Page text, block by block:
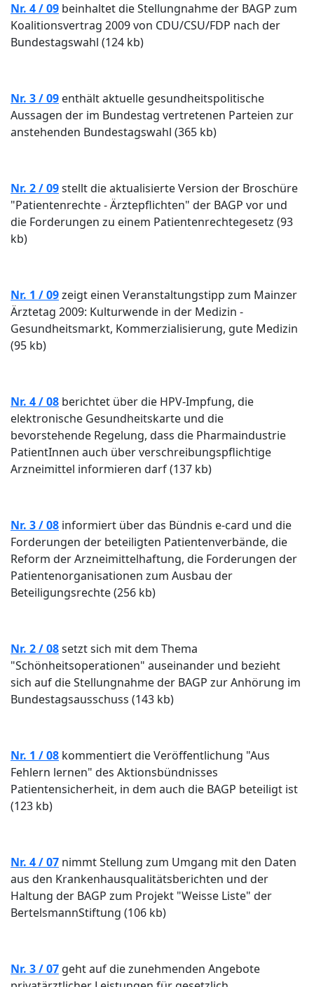
Nr. 4 / 09 beinhaltet die Stellungnahme der BAGP zum
Koalitionsvertrag 2009 von CDU/CSU/FDP nach der
Bundestagswahl (124 kb)
Nr. 3 / 09 enthält aktuelle gesundheitspolitische
Aussagen der im Bundestag vertretenen Parteien zur
anstehenden Bundestagswahl (365 kb)
Nr. 2 / 09stellt die aktualisierte Version der Broschüre
"Patientenrechte - Ärztepflichten" der BAGP vor und
die Forderungen zu einem Patientenrechtegesetz (93
kb)
Nr. 1 / 09zeigt einen Veranstaltungstipp zum Mainzer
Ärztetag 2009: Kulturwende in der Medizin -
Gesundheitsmarkt, Kommerzialisierung, gute Medizin
(95 kb)
Nr. 4 / 08 berichtet über die HPV-Impfung, die
elektronische Gesundheitskarte und die
bevorstehende Regelung, dass die Pharmaindustrie
PatientInnen auch über verschreibungspflichtige
Arzneimittel informieren darf (137 kb)
Nr. 3 / 08 informiert über das Bündnis e-card und die
Forderungen der beteiligten Patientenverbände, die
Reform der Arzneimittelhaftung, die Forderungen der
Patientenorganisationen zum Ausbau der
Beteiligungsrechte (256 kb)
Nr. 2 / 08setzt sich mit dem Thema
"Schönheitsoperationen" auseinander und bezieht
sich auf die Stellungnahme der BAGP zur Anhörung im
Bundestagsausschuss (143 kb)
Nr. 1 / 08 kommentiert die Veröffentlichung "Aus
Fehlern lernen" des Aktionsbündnisses
Patientensicherheit, in dem auch die BAGP beteiligt ist
(123 kb)
Nr. 4 / 07 nimmt Stellung zum Umgang mit den Daten
aus den Krankenhausqualitätsberichten und der
Haltung der BAGP zum Projekt "Weisse Liste" der
BertelsmannStiftung (106 kb)
Nr. 3 / 07 geht auf die zunehmenden Angebote